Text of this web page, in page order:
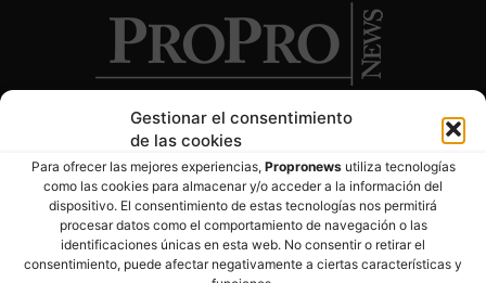
Gestionar el consentimiento
de las cookies
Para ofrecer las mejores experiencias, Propronewsutiliza tecnologías
como las cookies para almacenar y/o acceder a la información del
dispositivo. El consentimiento de estas tecnologías nos permitirá
procesar datos como el comportamiento de navegación o las
identificaciones únicas en esta web. No consentir o retirar el
consentimiento, puede afectar negativamente a ciertas características y
SOBRE NOSOTROS
Director: José Mª Pagador- Subdirectora: Rosa Puch
José María Pagador Otero - Wikipedia